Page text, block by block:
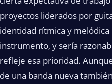
proyectos liderados por
identidad rítmica y
instrumento, y sería
refleje esa prioridad.
de una banda nueva